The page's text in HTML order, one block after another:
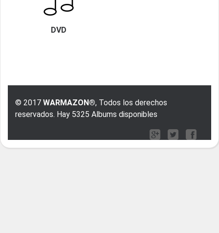
DVD
© 2017 WARMAZON®, Todos los derechos
reservados. Hay 5325 Albums disponibles